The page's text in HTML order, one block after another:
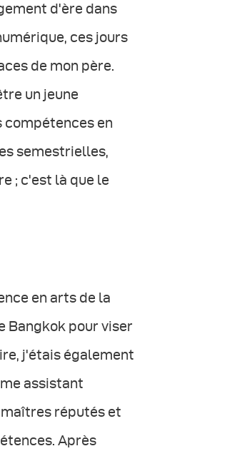
d'ère dans
ces jours
de mon père.
un jeune
compétences en
semestrielles,
; c'est là que le
en arts de la
Bangkok pour viser
j'étais également
assistant
réputés et
Après